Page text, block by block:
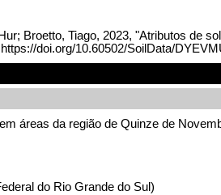
Broetto, Tiago, 2023, "Atributos de
doi.org/10.60502/SoilData/
áreas da região de Quinze de
do Rio Grande do Sul)